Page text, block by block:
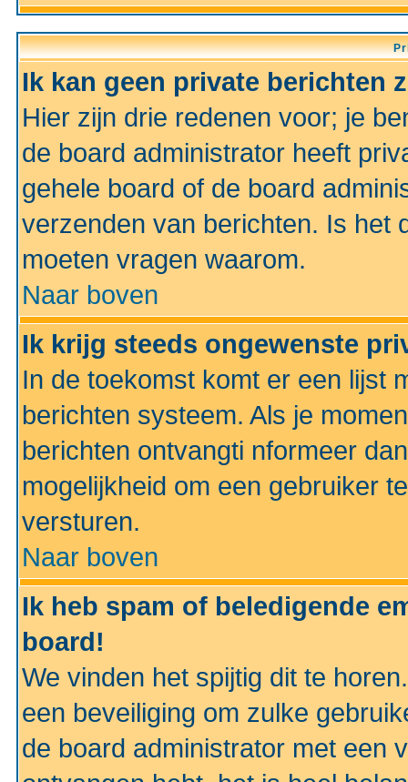
Ik kan geen private berichten
Hier zijn drie redenen voor; je
de board administrator heeft
gehele board of de board
verzenden van berichten. Is het
moeten vragen waarom.
Naar boven
Ik krijg steeds ongewenste
In de toekomst komt er een lijst
berichten systeem. Als je
berichten ontvangti nformeer
mogelijkheid om een gebruiker
versturen.
Naar boven
Ik heb spam of beledigende
board!
We vinden het spijtig dit te
een beveiliging om zulke
de board administrator met een